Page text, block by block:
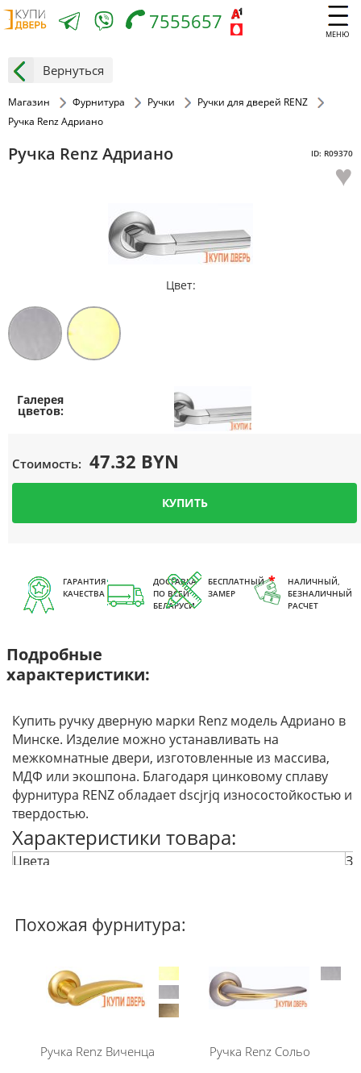
МЕНЮ
7555657
Вернуться
Магазин Фурнитура Ручки
Ручки для дверей RENZ
Ручка Renz Адриано
Ручка Renz Адриано ID: R09370
♥
Цвет:
Стоимость: 47.32 BYN
КУПИТЬ
ГАРАНТИЯ
КАЧЕСТВА
ДОСТАВКА
ПО ВСЕЙ
БЕЛАРУСИ
БЕСПЛАТНЫЙ
ЗАМЕР
НАЛИЧНЫЙ,
БЕЗНАЛИЧНЫЙ
РАСЧЕТ
Подробные
характеристики:
Купить ручку дверную марки Renz модель Адриано в
Минске. Изделие можно устанавливать на
межкомнатные двери, изготовленные из массива,
МДФ или экошпона. Благодаря цинковому сплаву
фурнитура RENZ обладает dscjrjq износостойкостью и
твердостью.
Характеристики товара:
Цвета
Тип
Материал
Комплектация
Если вам не подходит данная ручка, можете
межкомнатных дверей
и подобрать другую.
Похожая фурнитура:
Ручка Renz Виченца Ручка Renz Сольо